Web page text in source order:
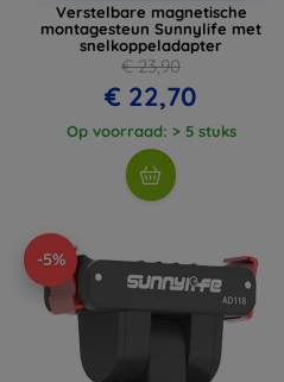
Verstelbare magnetische
montagesteun Sunnylife met
snelkoppeladapter
€ 23,90
€ 22,70
Op voorraad: > 5 stuks
-5%